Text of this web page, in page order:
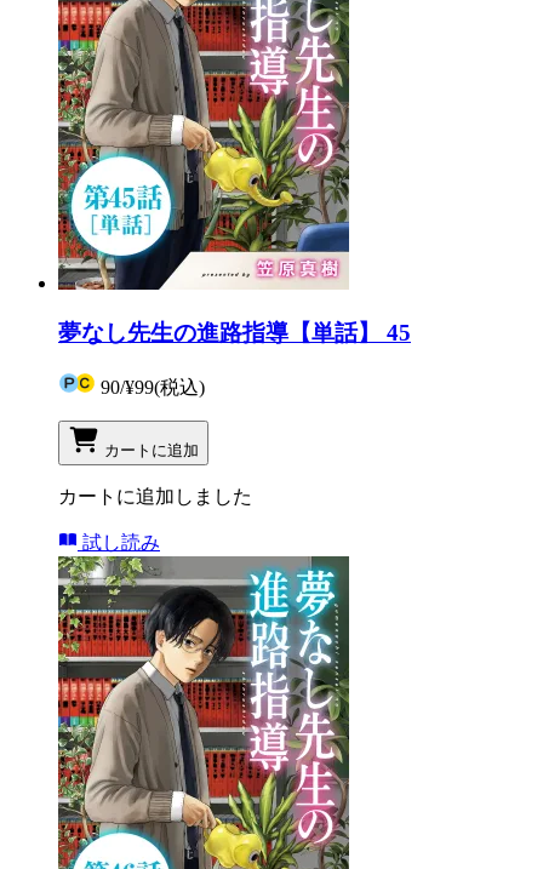
夢なし先生の進路指導【単話】 45
90/¥99(税込)
カートに追加
カートに追加しました
試し読み